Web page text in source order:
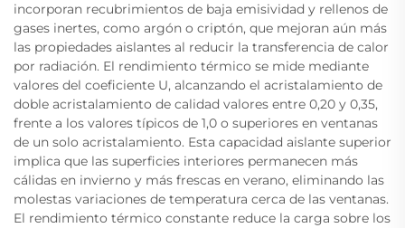
incorporan recubrimientos de baja emisividad y rellenos de
gases inertes, como argón o criptón, que mejoran aún más
las propiedades aislantes al reducir la transferencia de calor
por radiación. El rendimiento térmico se mide mediante
valores del coeficiente U, alcanzando el acristalamiento de
doble acristalamiento de calidad valores entre 0,20 y 0,35,
frente a los valores típicos de 1,0 o superiores en ventanas
de un solo acristalamiento. Esta capacidad aislante superior
implica que las superficies interiores permanecen más
cálidas en invierno y más frescas en verano, eliminando las
molestas variaciones de temperatura cerca de las ventanas.
El rendimiento térmico constante reduce la carga sobre los